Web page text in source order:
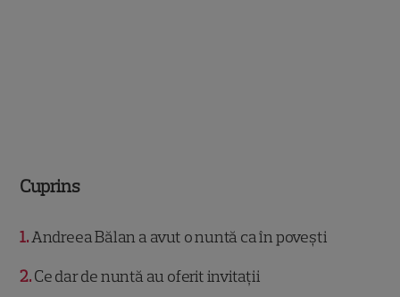
Cuprins
1 Andreea Bălan a avut o nuntă ca în povești
2 Ce dar de nuntă au oferit invitații